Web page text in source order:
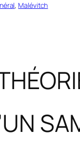
, Malévitch